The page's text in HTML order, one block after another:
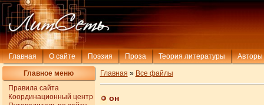
Главная О сайте Поэзия Проза Теория литературы Авторы
Главное меню
Правила сайта
Координационный центр
Главная » Все файлы
он